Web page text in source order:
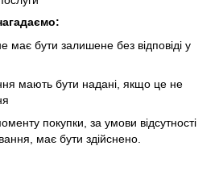
має бути залишене без відповіді у
мають бути надані, якщо це не
покупки, за умови відсутності
має бути здійснено.